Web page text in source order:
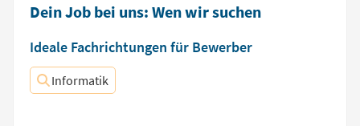
Dein Job bei uns: Wen wir suchen
Ideale Fachrichtungen für Bewerber
Informatik